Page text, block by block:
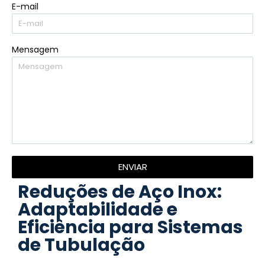
E-mail
Mensagem
ENVIAR
Reduções de Aço Inox:
Adaptabilidade e
Eficiência para Sistemas
de Tubulação